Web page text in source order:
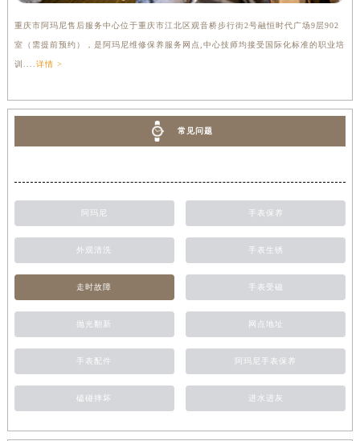
重庆市阿玛尼售后服务中心位于重庆市江北区观音桥步行街2号融恒时代广场9层902
室（需提前预约），是阿玛尼维修保养服务网点,中心技师均接受国际化标准的职业培
训.... 详情 >
常见问题
阿玛尼 手表保养
外观清洗 手表生锈
走时故障 手表受磁
抛光翻新 网点地址
手表配件 阿玛尼手表保养
磕碰摔坏 进水进灰